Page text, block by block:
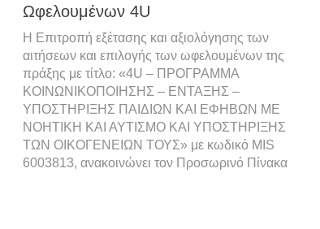
Ωφελουμένων 4U
Η Επιτροπή εξέτασης και αξιολόγησης των
αιτήσεων και επιλογής των ωφελουμένων της
πράξης με τίτλο: «4U – ΠΡΟΓΡΑΜΜΑ
ΚΟΙΝΩΝΙΚΟΠΟΙΗΣΗΣ – ΕΝΤΑΞΗΣ –
ΥΠΟΣΤΗΡΙΞΗΣ ΠΑΙΔΙΩΝ ΚΑΙ ΕΦΗΒΩΝ ΜΕ
ΝΟΗΤΙΚΗ ΚΑΙ ΑΥΤΙΣΜΟ ΚΑΙ ΥΠΟΣΤΗΡΙΞΗΣ
ΤΩΝ ΟΙΚΟΓΕΝΕΙΩΝ ΤΟΥΣ» με κωδικό MIS
6003813, ανακοινώνει τον Προσωρινό Πίνακα